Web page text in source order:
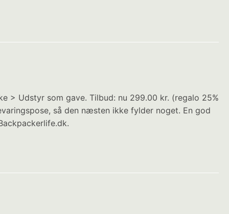
Udstyr som gave. Tilbud: nu 299.00 kr. (regalo 25%
så den næsten ikke fylder noget. En god